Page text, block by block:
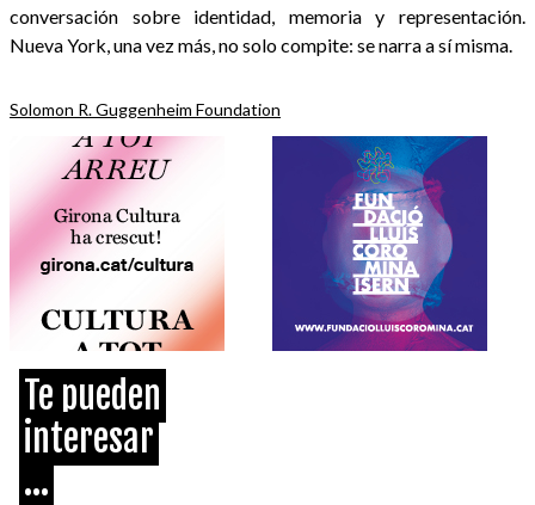
conversación sobre identidad, memoria y representación.
Nueva York, una vez más, no solo compite: se narra a sí misma.
Solomon R. Guggenheim Foundation
Te pueden
interesar
...